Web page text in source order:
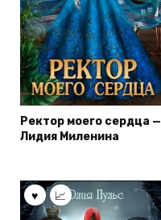
Ректор моего сердца —
Лидия Миленина